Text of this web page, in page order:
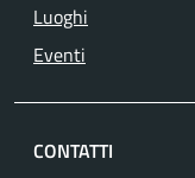
Luoghi
Eventi
CONTATTI